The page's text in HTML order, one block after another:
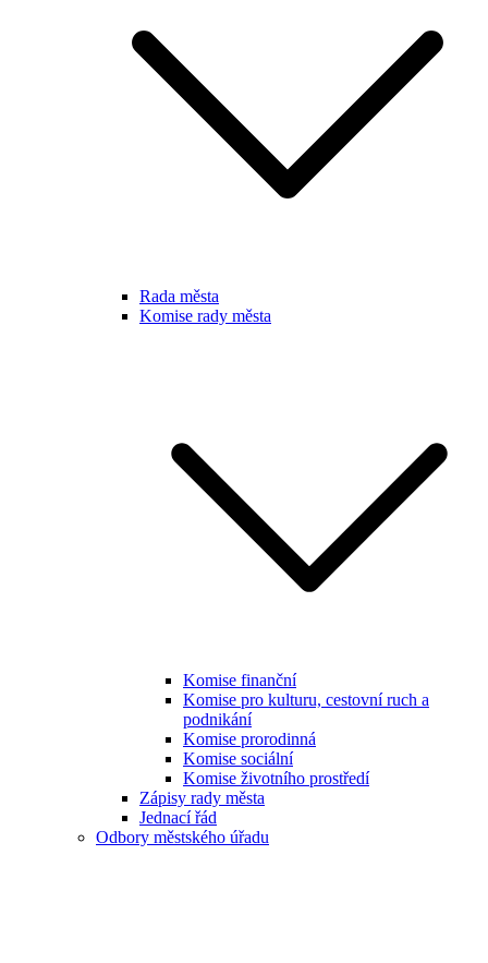
Rada města
Komise rady města
Komise finanční
Komise pro kulturu, cestovní ruch a
podnikání
Komise prorodinná
Komise sociální
Komise životního prostředí
Zápisy rady města
Jednací řád
Odbory městského úřadu